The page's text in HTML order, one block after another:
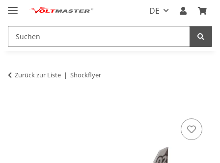
DE
Zurück zur Liste Shockflyer